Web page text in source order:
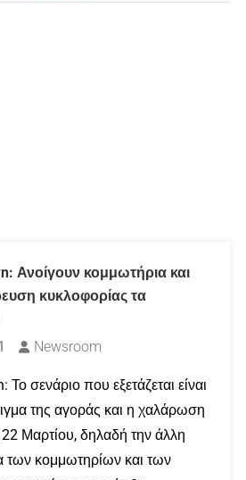
Ανοίγουν κομμωτήρια και
κυκλοφορίας τα
Newsroom
σενάριο που εξετάζεται είναι
της αγοράς και η χαλάρωση
Μαρτίου, δηλαδή την άλλη
των κομμωτηρίων και των